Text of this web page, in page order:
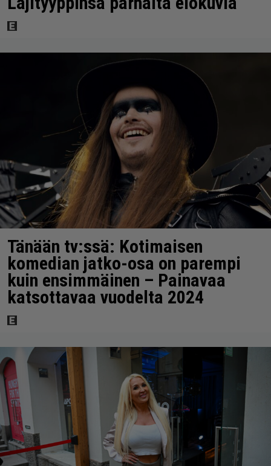
Tänään tv:ssä: Kotimaisen
komedian jatko-osa on parempi
kuin ensimmäinen – Painavaa
katsottavaa vuodelta 2024